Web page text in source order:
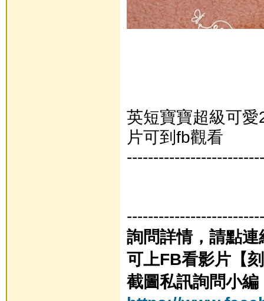
英短寶寶超級可
片可到fb觀看
詢問詳情，請點連
可上FB看影片【
截圖私訊詢問小編